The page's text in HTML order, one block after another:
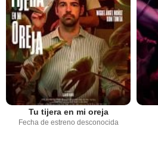
Tu tijera en mi oreja
Fecha de estreno desconocida